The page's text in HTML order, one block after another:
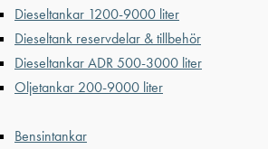
Dieseltankar 1200-9000 liter
Dieseltank reservdelar & tillbehör
Dieseltankar ADR 500-3000 liter
Oljetankar 200-9000 liter
Bensintankar